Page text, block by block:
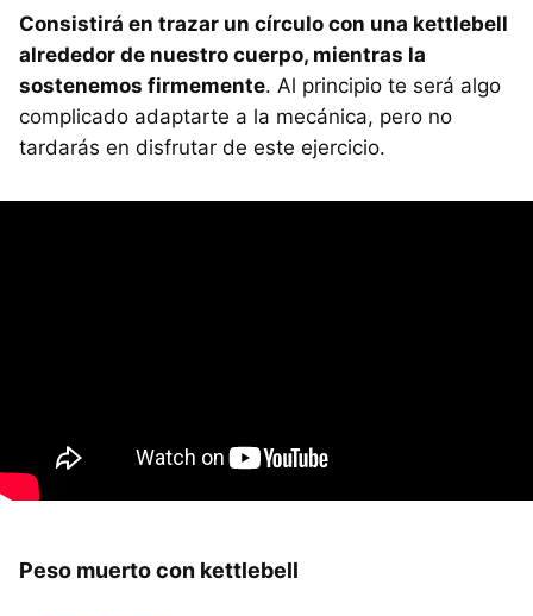
Consistirá en trazar un círculo con una kettlebell
alrededor de nuestro cuerpo, mientras la
sostenemos firmemente. Al principio te será algo
complicado adaptarte a la mecánica, pero no
tardarás en disfrutar de este ejercicio.
Peso muerto con kettlebell